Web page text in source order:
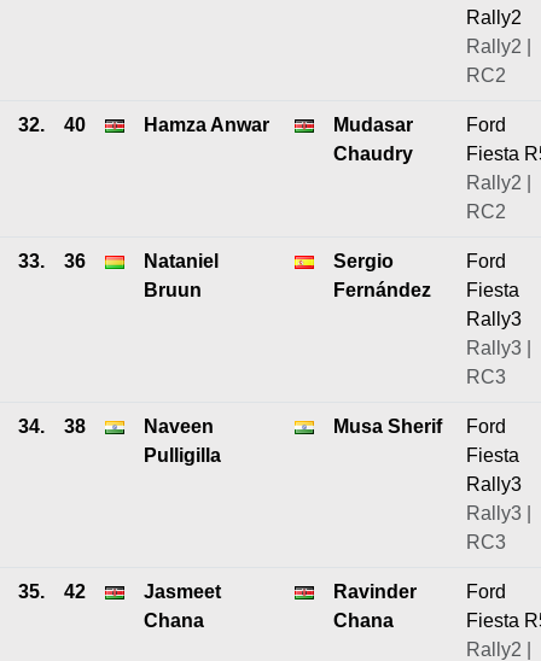
Rally2
Rally2 |
RC2
32. 40 Hamza Anwar
Mudasar
Chaudry
Ford
Fiesta
Rally2 |
RC2
33. 36
Nataniel
Bruun
Sergio
Fernández
Ford
Fiesta
Rally3
Rally3 |
RC3
34. 38
Naveen
Pulligilla
Musa Sherif
Ford
Fiesta
Rally3
Rally3 |
RC3
35. 42
Jasmeet
Chana
Ravinder
Chana
Ford
Fiesta
Rally2 |